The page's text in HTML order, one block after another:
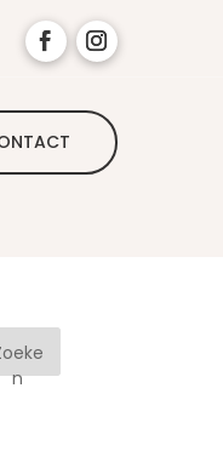
n